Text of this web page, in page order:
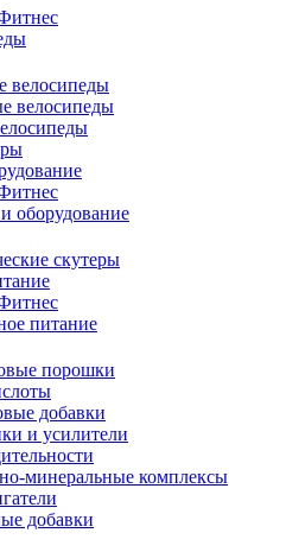
велосипеды
велосипеды
оборудование
скутеры
питание
порошки
добавки
и усилители
минеральные комплексы
добавки